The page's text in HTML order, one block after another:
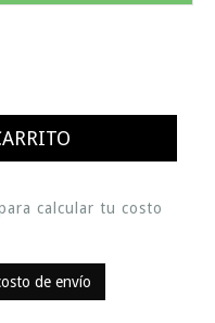
calcular tu costo
de envío